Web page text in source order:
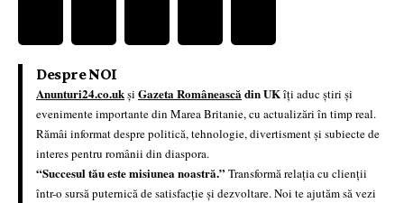
Despre NOI
Anunturi24.co.ukși Gazeta Românească din UKîți aduc știri și
evenimente importante din Marea Britanie, cu actualizări în timp real.
Rămâi informat despre politică, tehnologie, divertisment și subiecte de
interes pentru românii din diaspora.
“Succesul tău este misiunea noastră.” Transformă relația cu clienții
într-o sursă puternică de satisfacție și dezvoltare. Noi te ajutăm să vezi